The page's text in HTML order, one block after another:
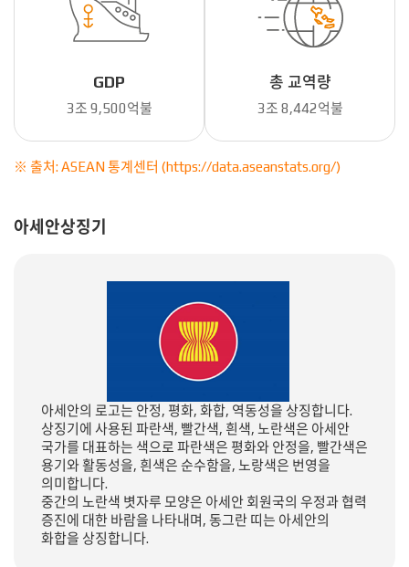
GDP
3조 9,500억불
총 교역량
3조 8,442억불
※ 출처:ASEAN 통계센터 (https://data.aseanstats.org/)
아세안상징기
아세안의 로고는 안정, 평화, 화합, 역동성을 상징합니다.
상징기에 사용된 파란색, 빨간색, 흰색, 노란색은 아세안
국가를 대표하는 색으로 파란색은 평화와 안정을, 빨간색은
용기와 활동성을, 흰색은 순수함을, 노랑색은 번영을
의미합니다.
중간의 노란색 볏자루 모양은 아세안 회원국의 우정과 협력
증진에 대한 바람을 나타내며, 동그란 띠는 아세안의
화합을 상징합니다.